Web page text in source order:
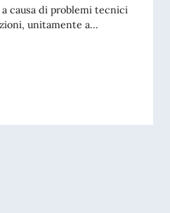
causa di problemi tecnici
unitamente a...
POSSIBILI CAMBI DI ORARIO VOLI,